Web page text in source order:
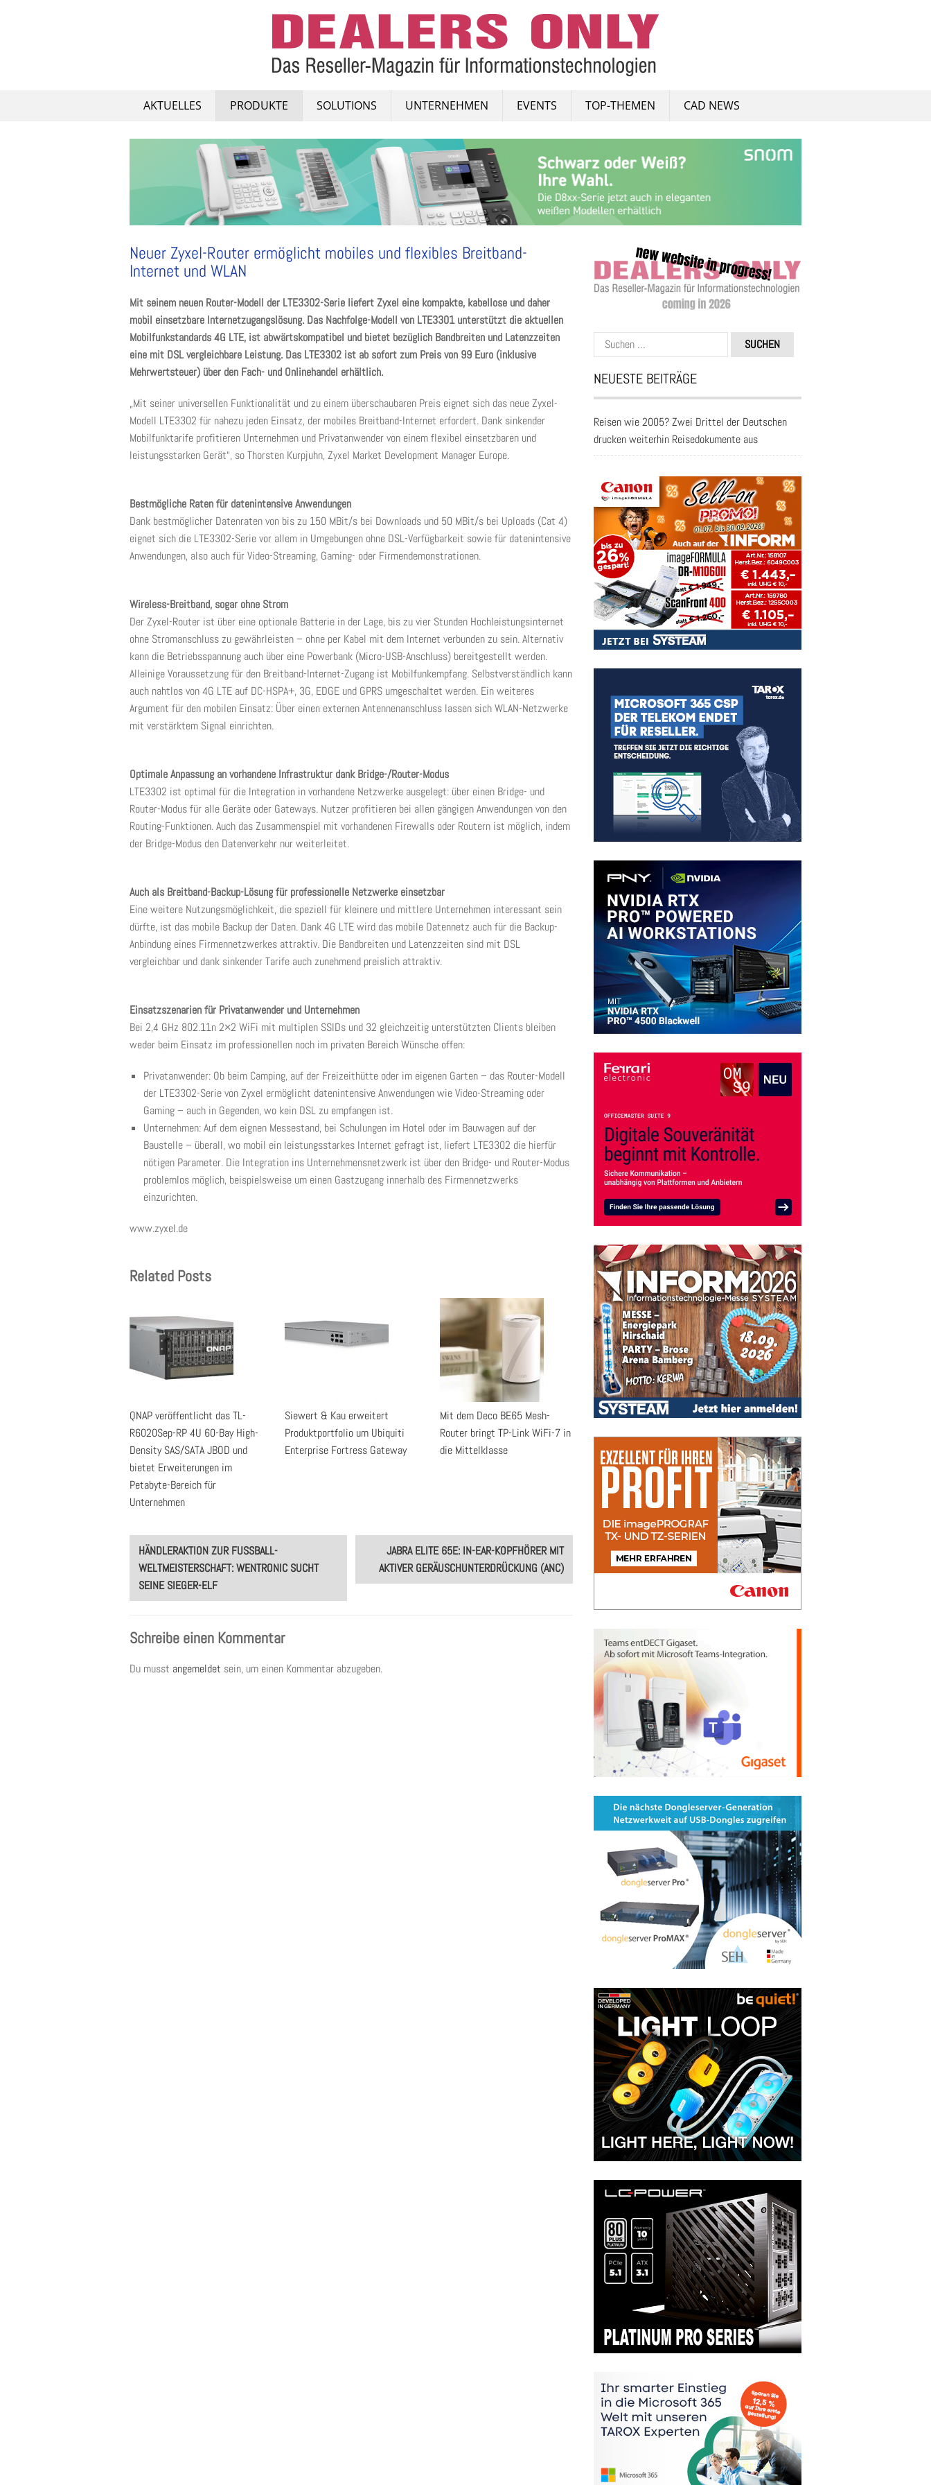
AKTUELLES PRODUKTE SOLUTIONS UNTERNEHMEN EVENTS TOP-THEMEN CAD NEWS
Neuer Zyxel-Router ermöglicht mobiles und flexibles Breitband-
Internet und WLAN
Mit seinem neuen Router-Modell der LTE3302-Serie liefert Zyxel eine kompakte, kabellose und daher
mobil einsetzbare Internetzugangslösung. Das Nachfolge-Modell von LTE3301 unterstützt die aktuellen
Mobilfunkstandards 4G LTE, ist abwärtskompatibel und bietet bezüglich Bandbreiten und Latenzzeiten
eine mit DSL vergleichbare Leistung. Das LTE3302 ist ab sofort zum Preis von 99 Euro (inklusive
Mehrwertsteuer) über den Fach- und Onlinehandel erhältlich.
„Mit seiner universellen Funktionalität und zu einem überschaubaren Preis eignet sich das neue Zyxel-
Modell LTE3302 für nahezu jeden Einsatz, der mobiles Breitband-Internet erfordert. Dank sinkender
Mobilfunktarife profitieren Unternehmen und Privatanwender von einem flexibel einsetzbaren und
leistungsstarken Gerät“, so Thorsten Kurpjuhn, Zyxel Market Development Manager Europe.
Bestmögliche Raten für datenintensive Anwendungen
Dank bestmöglicher Datenraten von bis zu 150 MBit/s bei Downloads und 50 MBit/s bei Uploads (Cat 4)
eignet sich die LTE3302-Serie vor allem in Umgebungen ohne DSL-Verfügbarkeit sowie für datenintensive
Anwendungen, also auch für Video-Streaming, Gaming- oder Firmendemonstrationen.
Wireless-Breitband, sogar ohne Strom
Der Zyxel-Router ist über eine optionale Batterie in der Lage, bis zu vier Stunden Hochleistungsinternet
ohne Stromanschluss zu gewährleisten – ohne per Kabel mit dem Internet verbunden zu sein. Alternativ
kann die Betriebsspannung auch über eine Powerbank (Micro-USB-Anschluss) bereitgestellt werden.
Alleinige Voraussetzung für den Breitband-Internet-Zugang ist Mobilfunkempfang. Selbstverständlich kann
auch nahtlos von 4G LTE auf DC-HSPA+, 3G, EDGE und GPRS umgeschaltet werden. Ein weiteres
Argument für den mobilen Einsatz: Über einen externen Antennenanschluss lassen sich WLAN-Netzwerke
mit verstärktem Signal einrichten.
Optimale Anpassung an vorhandene Infrastruktur dank Bridge-/Router-Modus
LTE3302 ist optimal für die Integration in vorhandene Netzwerke ausgelegt: über einen Bridge- und
Router-Modus für alle Geräte oder Gateways. Nutzer profitieren bei allen gängigen Anwendungen von den
Routing-Funktionen. Auch das Zusammenspiel mit vorhandenen Firewalls oder Routern ist möglich, indem
der Bridge-Modus den Datenverkehr nur weiterleitet.
Auch als Breitband-Backup-Lösung für professionelle Netzwerke einsetzbar
Eine weitere Nutzungsmöglichkeit, die speziell für kleinere und mittlere Unternehmen interessant sein
dürfte, ist das mobile Backup der Daten. Dank 4G LTE wird das mobile Datennetz auch für die Backup-
Anbindung eines Firmennetzwerkes attraktiv. Die Bandbreiten und Latenzzeiten sind mit DSL
vergleichbar und dank sinkender Tarife auch zunehmend preislich attraktiv.
Einsatzszenarien für Privatanwender und Unternehmen
Bei 2,4 GHz 802.11n 2×2 WiFi mit multiplen SSIDs und 32 gleichzeitig unterstützten Clients bleiben
weder beim Einsatz im professionellen noch im privaten Bereich Wünsche offen:
Privatanwender: Ob beim Camping, auf der Freizeithütte oder im eigenen Garten – das Router-Modell
der LTE3302-Serie von Zyxel ermöglicht datenintensive Anwendungen wie Video-Streaming oder
Gaming – auch in Gegenden, wo kein DSL zu empfangen ist.
Unternehmen: Auf dem eignen Messestand, bei Schulungen im Hotel oder im Bauwagen auf der
Baustelle – überall, wo mobil ein leistungsstarkes Internet gefragt ist, liefert LTE3302 die hierfür
nötigen Parameter. Die Integration ins Unternehmensnetzwerk ist über den Bridge- und Router-Modus
problemlos möglich, beispielsweise um einen Gastzugang innerhalb des Firmennetzwerks
einzurichten.
www.zyxel.de
Related Posts
QNAP veröffentlicht das TL-
R6020Sep-RP 4U 60-Bay High-
Density SAS/SATA JBOD und
bietet Erweiterungen im
Petabyte-Bereich für
Unternehmen
Siewert & Kau erweitert
Produktportfolio um Ubiquiti
Enterprise Fortress Gateway
Mit dem Deco BE65 Mesh-
Router bringt TP-Link WiFi-7 in
die Mittelklasse
Post
navigation
HÄNDLERAKTION ZUR FUSSBALL-W
ELTMEISTERSCHAFT: WENTRONIC SUCHT S
EINE SIEGER-ELF
JABRA ELITE 65E: IN-EAR-KOPFHÖRER MIT
AKTIVER GERÄUSCHUNTERDRÜCKUNG (ANC)
Schreibe einen Kommentar
Du musst angemeldet sein, um einen Kommentar abzugeben.
Suchen
nach:
NEUESTE BEITRÄGE
Reisen wie 2005? Zwei Drittel der Deutschen
drucken weiterhin Reisedokumente aus